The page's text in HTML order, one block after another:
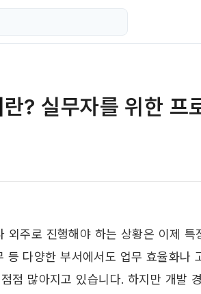
? 실무자를 위한 프
외주로 진행해야 하는 상황은 이제 특
등 다양한 부서에서도 업무 효율화나
점 많아지고 있습니다. 하지만 개발